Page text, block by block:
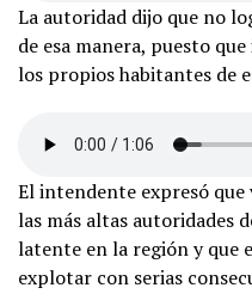
La autoridad dijo que no
de esa manera, puesto
los propios habitantes de
El intendente expresó
las más altas autoridades
latente en la región y que
explotar con serias